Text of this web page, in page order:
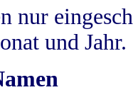
nur
und Jahr.